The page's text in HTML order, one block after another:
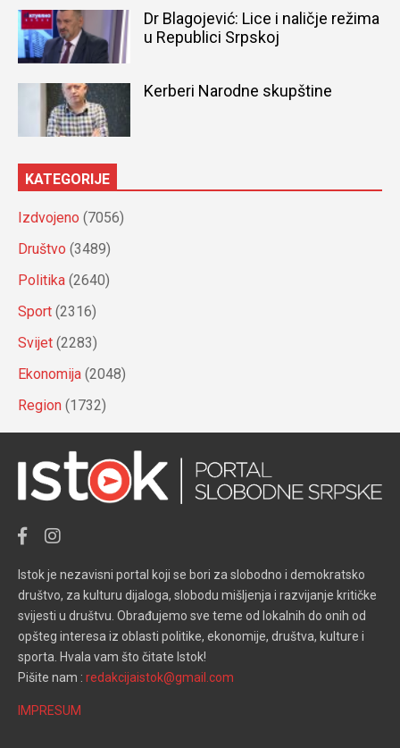
Dr Blagojević: Lice i naličje režima
u Republici Srpskoj
Kerberi Narodne skupštine
KATEGORIJE
Izdvojeno (7056)
Društvo (3489)
Politika (2640)
Sport (2316)
Svijet (2283)
Ekonomija (2048)
Region (1732)
Istok je nezavisni portal koji se bori za slobodno i demokratsko
društvo, za kulturu dijaloga, slobodu mišljenja i razvijanje kritičke
svijesti u društvu. Obrađujemo sve teme od lokalnih do onih od
opšteg interesa iz oblasti politike, ekonomije, društva, kulture i
sporta. Hvala vam što čitate Istok!
Pišite nam : redakcijaistok@gmail.com
IMPRESUM